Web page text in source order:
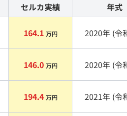
セルカ実績 年式
164.1 万円 2020年 (令
146.0 万円 2020年 (令
194.4 万円 2021年 (令